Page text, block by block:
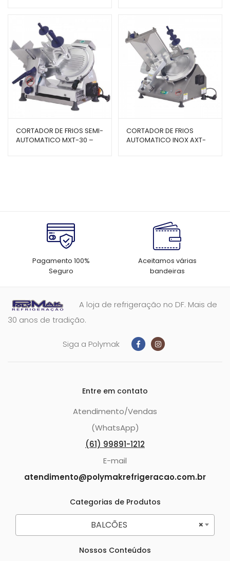
CORTADOR DE FRIOS SEMI-
AUTOMATICO MXT-30 –
CORTADOR DE FRIOS
AUTOMATICO INOX AXT-
Pagamento 100%
Seguro
Aceitamos várias
bandeiras
A loja de refrigeração no DF. Mais de
30 anos de tradição.
Siga a Polymak
Entre em contato
Atendimento/Vendas
(WhatsApp)
(61) 99891-1212
E-mail
atendimento@polymakrefrigeracao.com.br
Categorias de Produtos
×
BALCÕES
Nossos Conteúdos